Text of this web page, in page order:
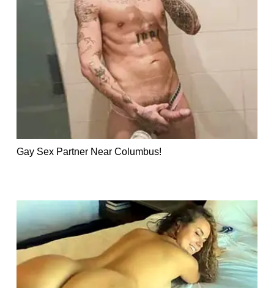
Gay Sex Partner Near Columbus!